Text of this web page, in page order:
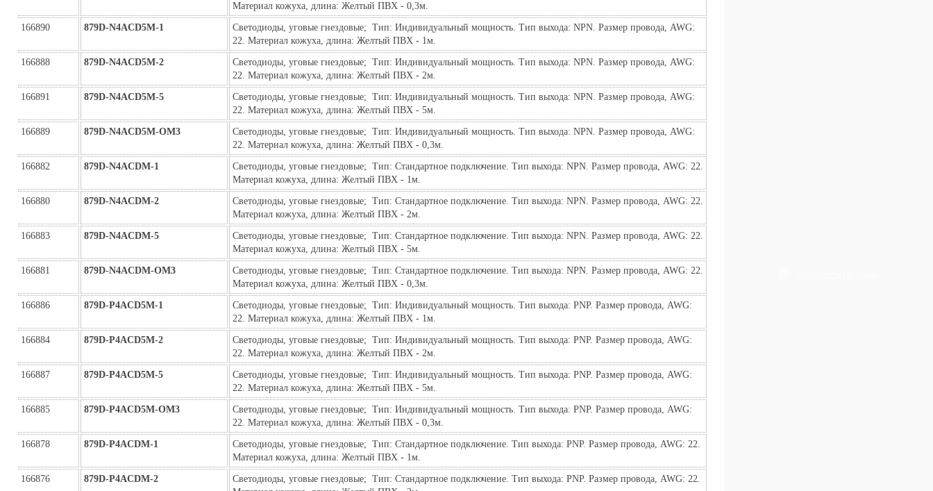
Материал кожуха, длина: Желтый ПВХ - 0,3м.
166890 879D-N4ACD5M-1
Светодиоды, уговые гнездовые;  Тип: Индивидуальный мощность. Тип выхода: NPN. Размер провода, AWG:
22. Материал кожуха, длина: Желтый ПВХ - 1м.
166888 879D-N4ACD5M-2
Светодиоды, уговые гнездовые;  Тип: Индивидуальный мощность. Тип выхода: NPN. Размер провода, AWG:
22. Материал кожуха, длина: Желтый ПВХ - 2м.
166891 879D-N4ACD5M-5
Светодиоды, уговые гнездовые;  Тип: Индивидуальный мощность. Тип выхода: NPN. Размер провода, AWG:
22. Материал кожуха, длина: Желтый ПВХ - 5м.
166889 879D-N4ACD5M-ОМ3
Светодиоды, уговые гнездовые;  Тип: Индивидуальный мощность. Тип выхода: NPN. Размер провода, AWG:
22. Материал кожуха, длина: Желтый ПВХ - 0,3м.
166882 879D-N4ACDM-1
Светодиоды, уговые гнездовые;  Тип: Стандартное подключение. Тип выхода: NPN. Размер провода, AWG: 22.
Материал кожуха, длина: Желтый ПВХ - 1м.
166880 879D-N4ACDM-2
Светодиоды, уговые гнездовые;  Тип: Стандартное подключение. Тип выхода: NPN. Размер провода, AWG: 22.
Материал кожуха, длина: Желтый ПВХ - 2м.
166883 879D-N4ACDM-5
Светодиоды, уговые гнездовые;  Тип: Стандартное подключение. Тип выхода: NPN. Размер провода, AWG: 22.
Материал кожуха, длина: Желтый ПВХ - 5м.
166881 879D-N4ACDM-ОМ3
Светодиоды, уговые гнездовые;  Тип: Стандартное подключение. Тип выхода: NPN. Размер провода, AWG: 22.
Материал кожуха, длина: Желтый ПВХ - 0,3м.
166886 879D-P4ACD5M-1
Светодиоды, уговые гнездовые;  Тип: Индивидуальный мощность. Тип выхода: PNP. Размер провода, AWG:
22. Материал кожуха, длина: Желтый ПВХ - 1м.
166884 879D-P4ACD5M-2
Светодиоды, уговые гнездовые;  Тип: Индивидуальный мощность. Тип выхода: PNP. Размер провода, AWG:
22. Материал кожуха, длина: Желтый ПВХ - 2м.
166887 879D-P4ACD5M-5
Светодиоды, уговые гнездовые;  Тип: Индивидуальный мощность. Тип выхода: PNP. Размер провода, AWG:
22. Материал кожуха, длина: Желтый ПВХ - 5м.
166885 879D-P4ACD5M-ОМ3
Светодиоды, уговые гнездовые;  Тип: Индивидуальный мощность. Тип выхода: PNP. Размер провода, AWG:
22. Материал кожуха, длина: Желтый ПВХ - 0,3м.
166878 879D-P4ACDM-1
Светодиоды, уговые гнездовые;  Тип: Стандартное подключение. Тип выхода: PNP. Размер провода, AWG: 22.
Материал кожуха, длина: Желтый ПВХ - 1м.
166876 879D-P4ACDM-2
Светодиоды, уговые гнездовые;  Тип: Стандартное подключение. Тип выхода: PNP. Размер провода, AWG: 22.